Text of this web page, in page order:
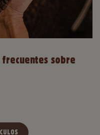
frecuentes sobre